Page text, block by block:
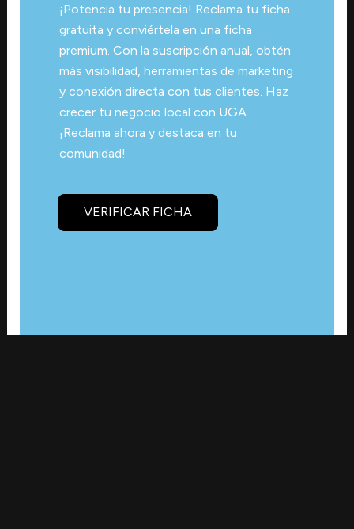
¡Potencia tu presencia! Reclama tu ficha
gratuita y conviértela en una ficha
premium. Con la suscripción anual, obtén
más visibilidad, herramientas de marketing
y conexión directa con tus clientes. Haz
crecer tu negocio local con UGA.
¡Reclama ahora y destaca en tu
comunidad!
VERIFICAR FICHA